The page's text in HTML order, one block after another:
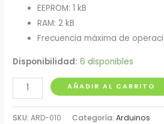
EEPROM: 1 kB
RAM: 2 kB
Frecuencia máxima de
Disponibilidad: 6 disponibles
Placa
de
Programación
AÑADIR AL CARRITO
SKU:ARD-010 Categoría:Arduinos